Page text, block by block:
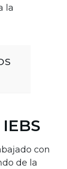
la
con
de la